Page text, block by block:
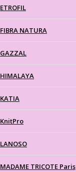
ETROFIL
FIBRA NATURA
GAZZAL
HIMALAYA
KATIA
KnitPro
LANOSO
MADAME TRICOTE Paris